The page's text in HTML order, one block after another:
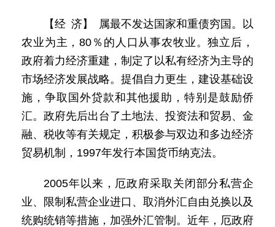
【经 济】 属最不发达国家和重债穷国。以
农业为主，80％的人口从事农牧业。独立后，
政府着力经济重建，制定了以私有经济为主导的
市场经济发展战略。提倡自力更生，建设基础设
施，争取国外贷款和其他援助，特别是鼓励侨
汇。政府先后出台了土地法、投资法和贸易、金
融、税收等有关规定，积极参与双边和多边经济
贸易机制，1997年发行本国货币纳克法。
2005年以来，厄政府采取关闭部分私营企
业、限制私营企业进口、取消外汇自由兑换以及
统购统销等措施，加强外汇管制。近年，厄政府